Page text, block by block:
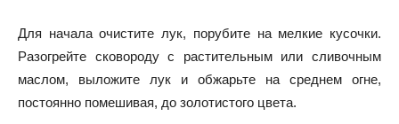
Для начала очистите лук, порубите на мелкие кусочки.
Разогрейте сковороду с растительным или сливочным
маслом, выложите лук и обжарьте на среднем огне,
постоянно помешивая, до золотистого цвета.